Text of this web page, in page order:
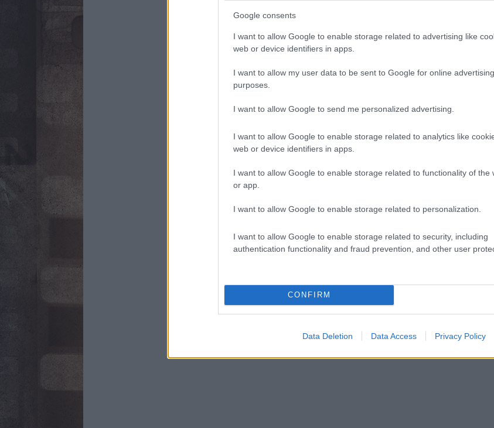
Google consents
I want to allow Google to enable storage related to advertising like
web or device identifiers in apps.
I want to allow my user data to be sent to Google for online advertising
purposes.
I want to allow Google to send me personalized advertising.
I want to allow Google to enable storage related to analytics like
web or device identifiers in apps.
I want to allow Google to enable storage related to functionality of the
or app.
I want to allow Google to enable storage related to personalization.
I want to allow Google to enable storage related to security, including
authentication functionality and fraud prevention, and other user
CONFIRM
Data Deletion Data Access Privacy Policy